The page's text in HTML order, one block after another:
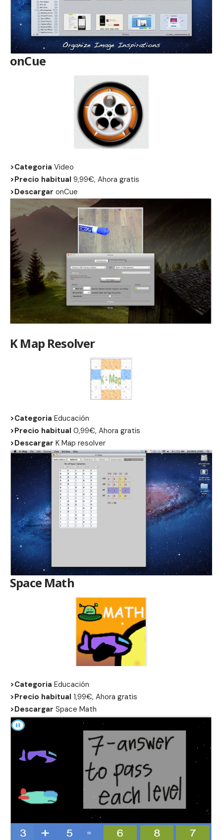
onCue
>Categoria Video
>Precio habitual 9,99€, Ahora gratis
>Descargar onCue
K Map Resolver
>Categoria Educación
>Precio habitual 0,99€, Ahora gratis
>Descargar K Map resolver
Space Math
>Categoria Educación
>Precio habitual 1,99€, Ahora gratis
>Descargar Space Math